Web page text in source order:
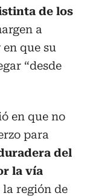
de los
a
que su
“desde
en que no
para
del
la vía
región de